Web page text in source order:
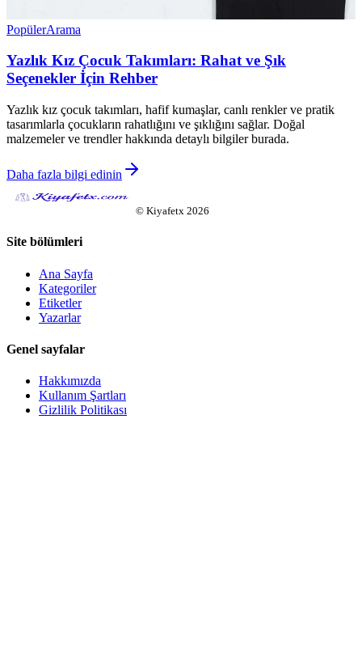
PopülerArama
Yazlık Kız Çocuk Takımları: Rahat ve Şık
Seçenekler İçin Rehber
Yazlık kız çocuk takımları, hafif kumaşlar, canlı renkler ve pratik
tasarımlarla çocukların rahatlığını ve şıklığını sağlar. Doğal
malzemeler ve trendler hakkında detaylı bilgiler burada.
Daha fazla bilgi edinin
© Kiyafetx 2026
Site bölümleri
Ana Sayfa
Kategoriler
Etiketler
Yazarlar
Genel sayfalar
Hakkımızda
Kullanım Şartları
Gizlilik Politikası